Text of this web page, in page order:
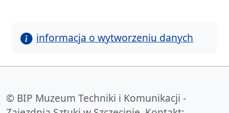
informacja o wytworzeniu danych
© BIP Muzeum Techniki i Komunikacji -